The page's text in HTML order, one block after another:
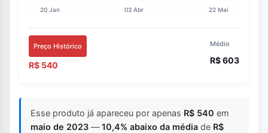
Preço Histórico
R$ 540
Médio
R$ 603
Esse produto já apareceu por apenas R$ 540 em
maio de 2023 —10,4% abaixo da média de R$